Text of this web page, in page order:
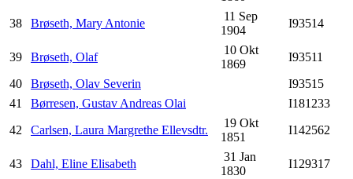
38
Brøseth, Mary Antonie
11 Sep
1904
I93514
39 Brøseth, Olaf
10 Okt
1869
I93511
40
Brøseth, Olav Severin
I93515
41
Børresen, Gustav Andreas Olai
I181233
42
Carlsen, Laura Margrethe Ellevsdtr.
19 Okt
1851
I142562
43 Dahl, Eline Elisabeth
31 Jan
1830
I129317